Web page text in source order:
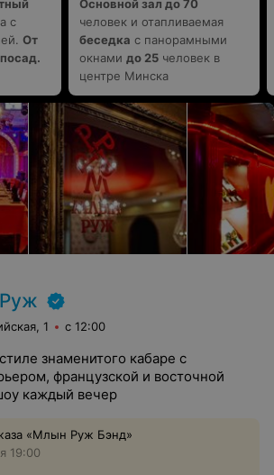
с
От
Основной зал до 70
человек и отапливаемая
беседка с панорамными
окнами до 25 человек в
центре Минска
1 с 12:00
знаменитого кабаре с
французской и восточной
каждый вечер
«Млын Руж Бэнд»
19:00